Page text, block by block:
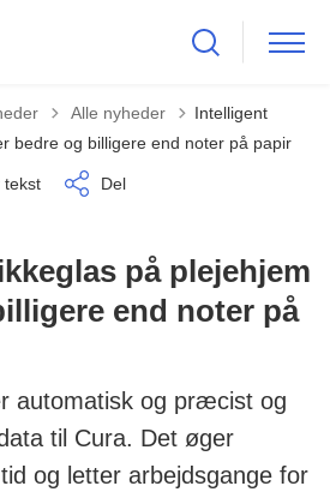
Tilbage til
Alle nyheder
Intelligent
bedre og billigere end noter på papir
tekst Del
på plejehjem
end noter på
automatisk og præcist og
til Cura. Det øger
og letter arbejdsgange for